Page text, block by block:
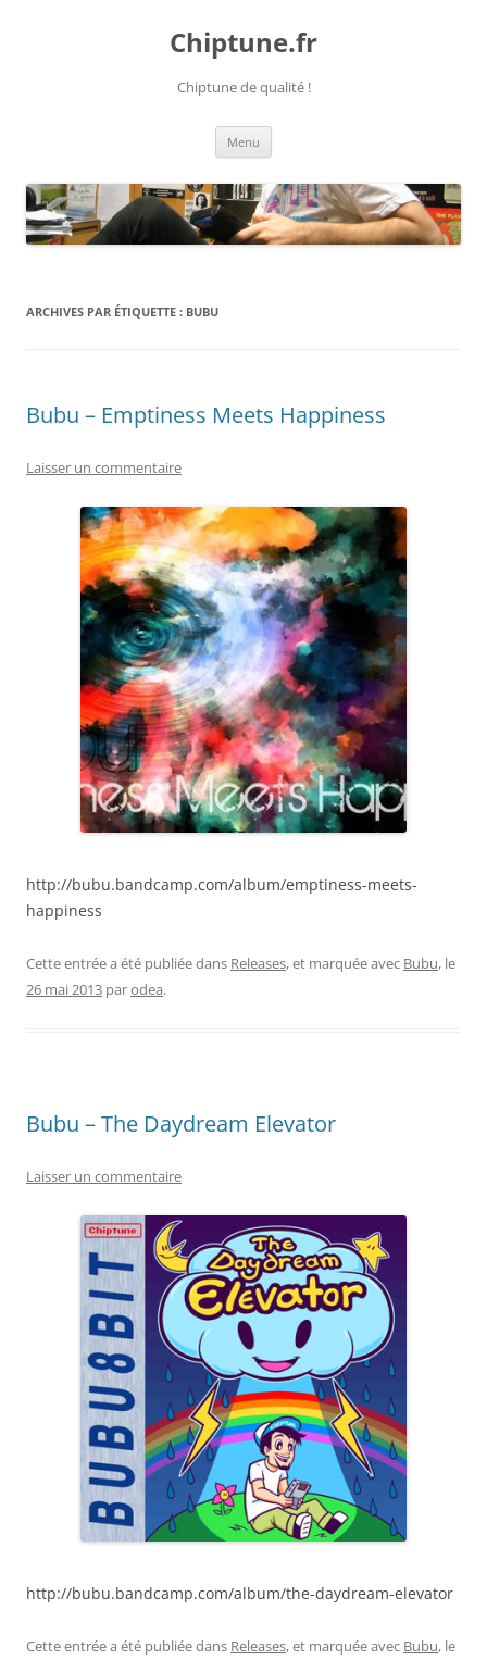
Chiptune.fr
Chiptune de qualité !
Menu
ARCHIVES PAR ÉTIQUETTE : BUBU
Bubu – Emptiness Meets Happiness
Laisser un commentaire
http://bubu.bandcamp.com/album/emptiness-meets-
happiness
Cette entrée a été publiée dans Releases, et marquée avec Bubu, le
26 mai 2013 parodea.
Bubu – The Daydream Elevator
Laisser un commentaire
http://bubu.bandcamp.com/album/the-daydream-elevator
Cette entrée a été publiée dans Releases, et marquée avec Bubu, le